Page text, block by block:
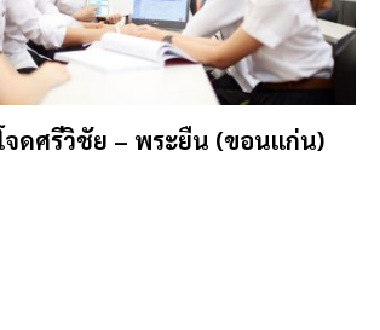
จดศรีวิชัย – พระยืน (ขอนแก่น)